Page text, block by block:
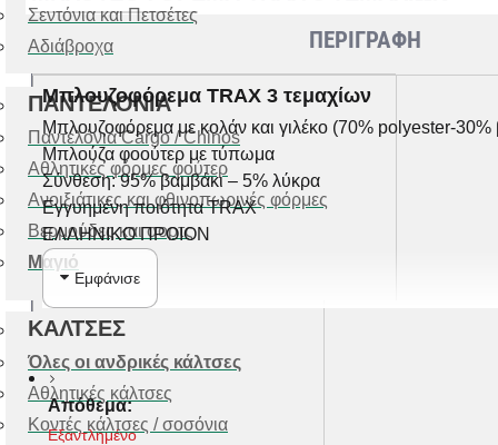
Σεντόνια και Πετσέτες
Αδιάβροχα
ΠΑΝΤΕΛΟΝΙΑ
Παντελόνια Cargo / Chinos
Αθλητικές φόρμες φούτερ
Ανοιξιάτικες και φθινοπωρινές φόρμες
Βερμούδες και σορτς
Μαγιό
ΚΑΛΤΣΕΣ
Όλες οι ανδρικές κάλτσες
Αθλητικές κάλτσες
Κοντές κάλτσες / σοσόνια
ΠΕΡΙΓΡΑΦΗ
Μπλουζοφόρεμα TRAX 3 τεμαχίων
Μπλουζοφόρεμα με κολάν και γιλέκο (70% polyester-30%
Μπλούζα φοούτερ με τύπωμα
Σύνθεση: 95% βαμβάκι – 5% λύκρα
Εγγυημένη ποιότητα TRAX
ΕΛΛΗΝΙΚΟ ΠΡΟΙΟΝ
Απόθεμα:
Εξαντλημένο